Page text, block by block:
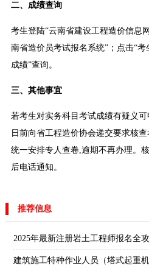
二、成绩查询
考生登陆“云南省建设工程造价信息
南省造价员考试报名系统”；点击“
成绩”查询。
三、其他事宜
若考生对实务科目考试成绩有疑义
日前向省工程造价协会递交要求核
统一安排专人查卷,逾期不再办理。
后电话通知。
推荐信息